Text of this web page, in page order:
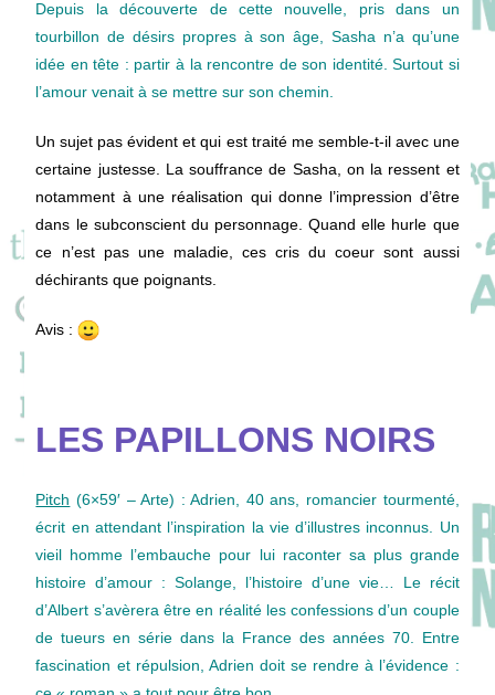
Depuis la découverte de cette nouvelle, pris dans un
tourbillon de désirs propres à son âge, Sasha n’a qu’une
idée en tête : partir à la rencontre de son identité. Surtout si
l’amour venait à se mettre sur son chemin.
Un sujet pas évident et qui est traité me semble-t-il avec une
certaine justesse. La souffrance de Sasha, on la ressent et
notamment à une réalisation qui donne l’impression d’être
dans le subconscient du personnage. Quand elle hurle que
ce n’est pas une maladie, ces cris du coeur sont aussi
déchirants que poignants.
Avis :
LES PAPILLONS NOIRS
Pitch (6×59′ – Arte) : Adrien, 40 ans, romancier tourmenté,
écrit en attendant l’inspiration la vie d’illustres inconnus. Un
vieil homme l’embauche pour lui raconter sa plus grande
histoire d’amour : Solange, l’histoire d’une vie… Le récit
d’Albert s’avèrera être en réalité les confessions d’un couple
de tueurs en série dans la France des années 70. Entre
fascination et répulsion, Adrien doit se rendre à l’évidence :